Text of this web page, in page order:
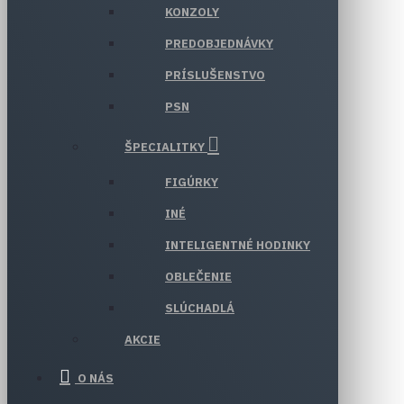
KONZOLY
PREDOBJEDNÁVKY
PRÍSLUŠENSTVO
PSN
ŠPECIALITKY
FIGÚRKY
INÉ
INTELIGENTNÉ HODINKY
OBLEČENIE
SLÚCHADLÁ
AKCIE
O NÁS